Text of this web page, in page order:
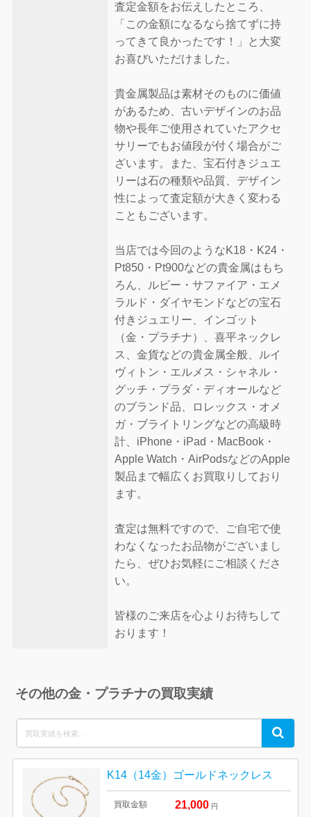
査定金額をお伝えしたところ、
「この金額になるなら捨てずに持
ってきて良かったです！」と大変
お喜びいただけました。
貴金属製品は素材そのものに価値
があるため、古いデザインのお品
物や長年ご使用されていたアクセ
サリーでもお値段が付く場合がご
ざいます。また、宝石付きジュエ
リーは石の種類や品質、デザイン
性によって査定額が大きく変わる
こともございます。
当店では今回のようなK18・K24・
Pt850・Pt900などの貴金属はもち
ろん、ルビー・サファイア・エメ
ラルド・ダイヤモンドなどの宝石
付きジュエリー、インゴット
（金・プラチナ）、喜平ネックレ
ス、金貨などの貴金属全般、ルイ
ヴィトン・エルメス・シャネル・
グッチ・プラダ・ディオールなど
のブランド品、ロレックス・オメ
ガ・ブライトリングなどの高級時
計、iPhone・iPad・MacBook・
Apple Watch・AirPodsなどのApple
製品まで幅広くお買取りしており
ます。
査定は無料ですので、ご自宅で使
わなくなったお品物がございまし
たら、ぜひお気軽にご相談くださ
い。
皆様のご来店を心よりお待ちして
おります！
その他の金・プラチナの買取実績
for:
Search
K14（14金）ゴールドネックレス
買取金額 21,000 円